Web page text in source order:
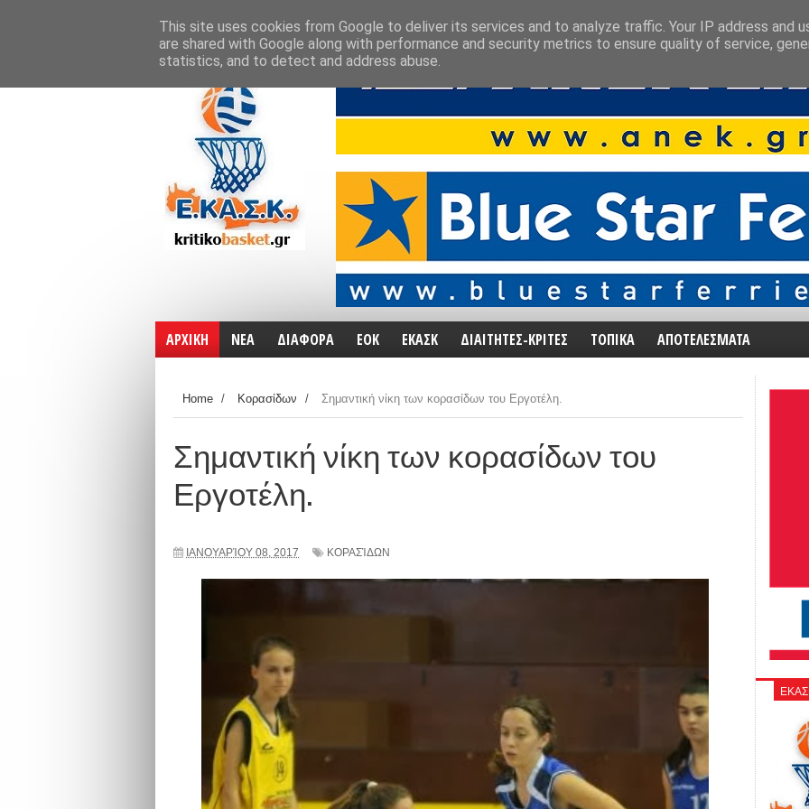
ΑΡΧΙΚΗ ΝΕΑ ΔΙΑΦΟΡΑ ΕΟΚ ΕΚΑΣΚ ΔΙΑΙΤΗΤΕΣ-ΚΡΙΤΕΣ ΤΟΠΙΚΑ ΑΠΟΤΕΛΕΣΜΑΤΑ
Home / Κορασίδων / Σημαντική νίκη των κορασίδων του Εργοτέλη.
Σημαντική νίκη των κορασίδων του
Εργοτέλη.
ΙΑΝΟΥΑΡΊΟΥ 08, 2017 ΚΟΡΑΣΊΔΩΝ
This site uses cookies from Google to deliver its services and to analyze traffic. Your IP address and
are shared with Google along with performance and security metrics to ensure quality of service,
statistics, and to detect and address abuse.